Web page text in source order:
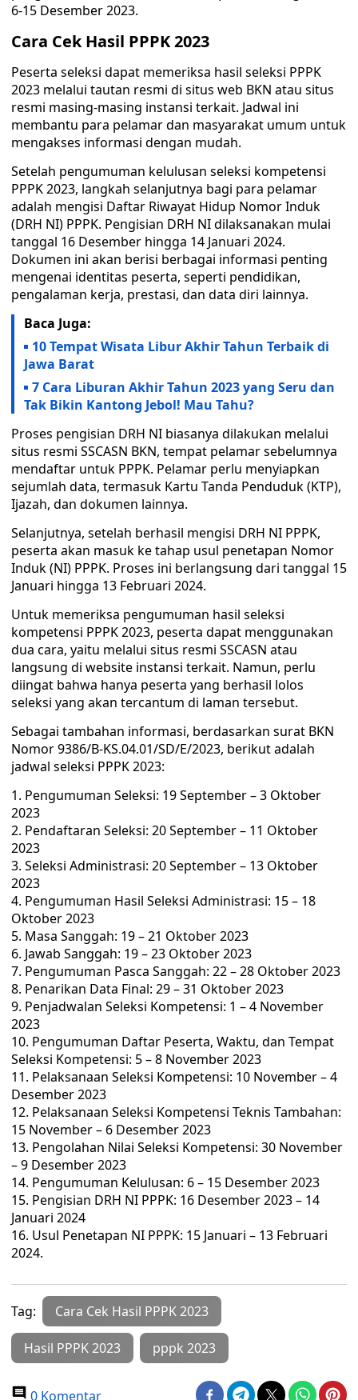
6-15 Desember 2023.
Cara Cek Hasil PPPK 2023
Peserta seleksi dapat memeriksa hasil seleksi PPPK
2023 melalui tautan resmi di situs web BKN atau situs
resmi masing-masing instansi terkait. Jadwal ini
membantu para pelamar dan masyarakat umum untuk
mengakses informasi dengan mudah.
Setelah pengumuman kelulusan seleksi kompetensi
PPPK 2023, langkah selanjutnya bagi para pelamar
adalah mengisi Daftar Riwayat Hidup Nomor Induk
(DRH NI) PPPK. Pengisian DRH NI dilaksanakan mulai
tanggal 16 Desember hingga 14 Januari 2024.
Dokumen ini akan berisi berbagai informasi penting
mengenai identitas peserta, seperti pendidikan,
pengalaman kerja, prestasi, dan data diri lainnya.
Baca Juga:
10 Tempat Wisata Libur Akhir Tahun Terbaik di
Jawa Barat
7 Cara Liburan Akhir Tahun 2023 yang Seru dan
Tak Bikin Kantong Jebol! Mau Tahu?
Proses pengisian DRH NI biasanya dilakukan melalui
situs resmi SSCASN BKN, tempat pelamar sebelumnya
mendaftar untuk PPPK. Pelamar perlu menyiapkan
sejumlah data, termasuk Kartu Tanda Penduduk (KTP),
Ijazah, dan dokumen lainnya.
Selanjutnya, setelah berhasil mengisi DRH NI PPPK,
peserta akan masuk ke tahap usul penetapan Nomor
Induk (NI) PPPK. Proses ini berlangsung dari tanggal 15
Januari hingga 13 Februari 2024.
Untuk memeriksa pengumuman hasil seleksi
kompetensi PPPK 2023, peserta dapat menggunakan
dua cara, yaitu melalui situs resmi SSCASN atau
langsung di website instansi terkait. Namun, perlu
diingat bahwa hanya peserta yang berhasil lolos
seleksi yang akan tercantum di laman tersebut.
Sebagai tambahan informasi, berdasarkan surat BKN
Nomor 9386/B-KS.04.01/SD/E/2023, berikut adalah
jadwal seleksi PPPK 2023:
Pengumuman Seleksi: 19 September – 3 Oktober
2023
Pendaftaran Seleksi: 20 September – 11 Oktober
2023
Seleksi Administrasi: 20 September – 13 Oktober
2023
Pengumuman Hasil Seleksi Administrasi: 15 – 18
Oktober 2023
Masa Sanggah: 19 – 21 Oktober 2023
Jawab Sanggah: 19 – 23 Oktober 2023
Pengumuman Pasca Sanggah: 22 – 28 Oktober 2023
Penarikan Data Final: 29 – 31 Oktober 2023
Penjadwalan Seleksi Kompetensi: 1 – 4 November
2023
Pengumuman Daftar Peserta, Waktu, dan Tempat
Seleksi Kompetensi: 5 – 8 November 2023
Pelaksanaan Seleksi Kompetensi: 10 November – 4
Desember 2023
Pelaksanaan Seleksi Kompetensi Teknis Tambahan:
15 November – 6 Desember 2023
Pengolahan Nilai Seleksi Kompetensi: 30 November
– 9 Desember 2023
Pengumuman Kelulusan: 6 – 15 Desember 2023
Pengisian DRH NI PPPK: 16 Desember 2023 – 14
Januari 2024
Usul Penetapan NI PPPK: 15 Januari – 13 Februari
2024.
Tag: Cara Cek Hasil PPPK 2023
Hasil PPPK 2023 pppk 2023
0 Komentar